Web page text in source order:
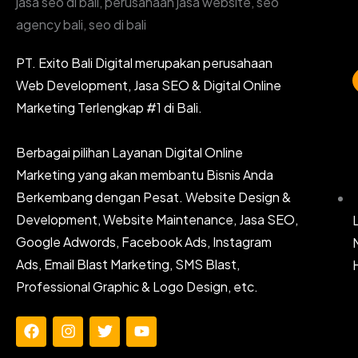
PT. Exito Bali Digital merupakan perusahaan
Web Development, Jasa SEO & Digital Online
Marketing Terlengkap #1 di Bali.
Berbagai pilihan Layanan Digital Online
Marketing yang akan membantu Bisnis Anda
Berkembang dengan Pesat. Website Design &
Development, Website Maintenance, Jasa SEO,
Google Adwords, Facebook Ads, Instagram
Ads, Email Blast Marketing, SMS Blast,
Professional Graphic & Logo Design, etc.
F I T Y